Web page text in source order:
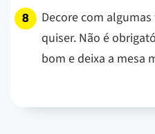
Decore com
quiser. Não é
bom e deixa a mesa